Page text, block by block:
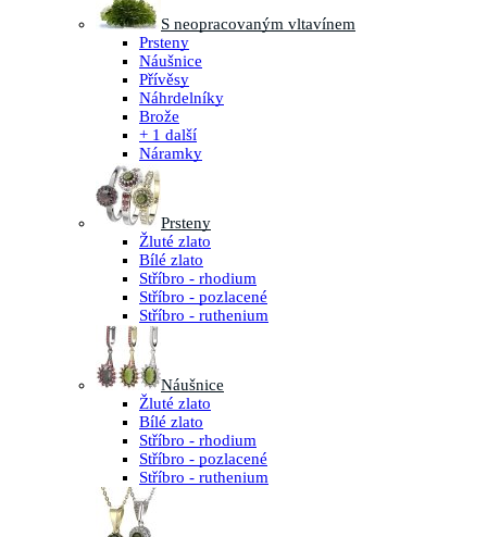
S neopracovaným vltavínem
Prsteny
Náušnice
Přívěsy
Náhrdelníky
Brože
+ 1 další
Náramky
Prsteny
Žluté zlato
Bílé zlato
Stříbro - rhodium
Stříbro - pozlacené
Stříbro - ruthenium
Náušnice
Žluté zlato
Bílé zlato
Stříbro - rhodium
Stříbro - pozlacené
Stříbro - ruthenium